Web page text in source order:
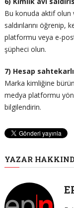
Bu konuda aktif olun
saldırılarını
platformu veya e-
şüpheci olun.
7) Hesap
Marka kimliğine
medya platformu
bilgilendirin.
YAZAR